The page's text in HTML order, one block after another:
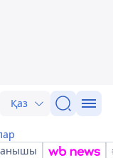
Қаз